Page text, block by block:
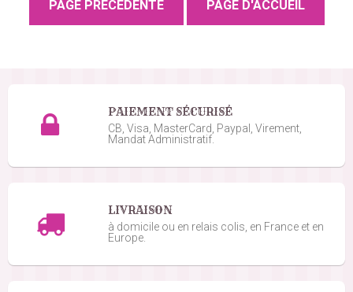
PAIEMENT SÉCURISÉ
CB, Visa, MasterCard, Paypal, Virement,
Mandat Administratif.
LIVRAISON
à domicile ou en relais colis, en France et en
Europe.